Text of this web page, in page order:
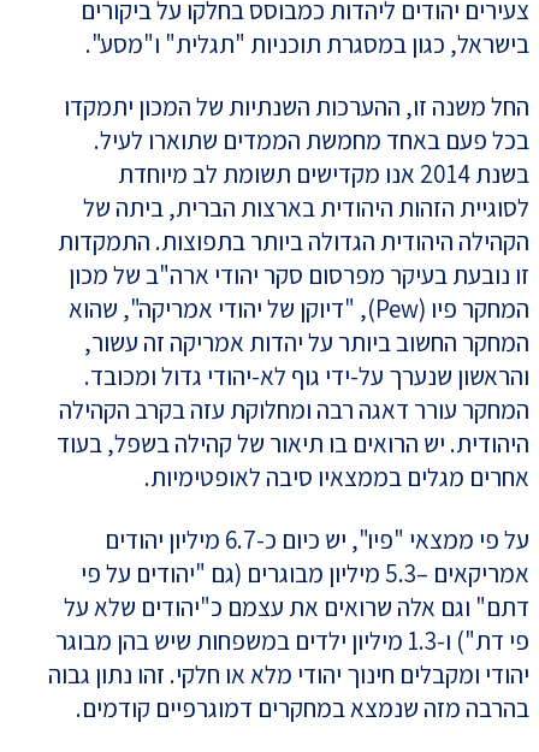
צעירים יהודים ליהדות כמבוסס בחלקו על ביקורים
בישראל, כגון במסגרת תוכניות "תגלית" ו"מסע".
החל משנה זו, ההערכות השנתיות של המכון יתמקדו
בכל פעם באחד מחמשת הממדים שתוארו לעיל.
בשנת 2014 אנו מקדישים תשומת לב מיוחדת
לסוגיית הזהות היהודית בארצות הברית, ביתה של
הקהילה היהודית הגדולה ביותר בתפוצות. התמקדות
זו נובעת בעיקר מפרסום סקר יהודי ארה"ב של מכון
המחקר פיו (Pew), "דיוקן של יהודי אמריקה", שהוא
המחקר החשוב ביותר על יהדות אמריקה זה עשור,
והראשון שנערך על-ידי גוף לא-יהודי גדול ומכובד.
המחקר עורר דאגה רבה ומחלוקת עזה בקרב הקהילה
היהודית. יש הרואים בו תיאור של קהילה בשפל, בעוד
אחרים מגלים בממצאיו סיבה לאופטימיות.
על פי ממצאי "פיו", יש כיום כ-6.7 מיליון יהודים
אמריקאים –5.3 מיליון מבוגרים (גם "יהודים על פי
דתם" וגם אלה שרואים את עצמם כ"יהודים שלא על
פי דת") ו-1.3 מיליון ילדים במשפחות שיש בהן מבוגר
יהודי ומקבלים חינוך יהודי מלא או חלקי. זהו נתון גבוה
בהרבה מזה שנמצא במחקרים דמוגרפיים קודמים.